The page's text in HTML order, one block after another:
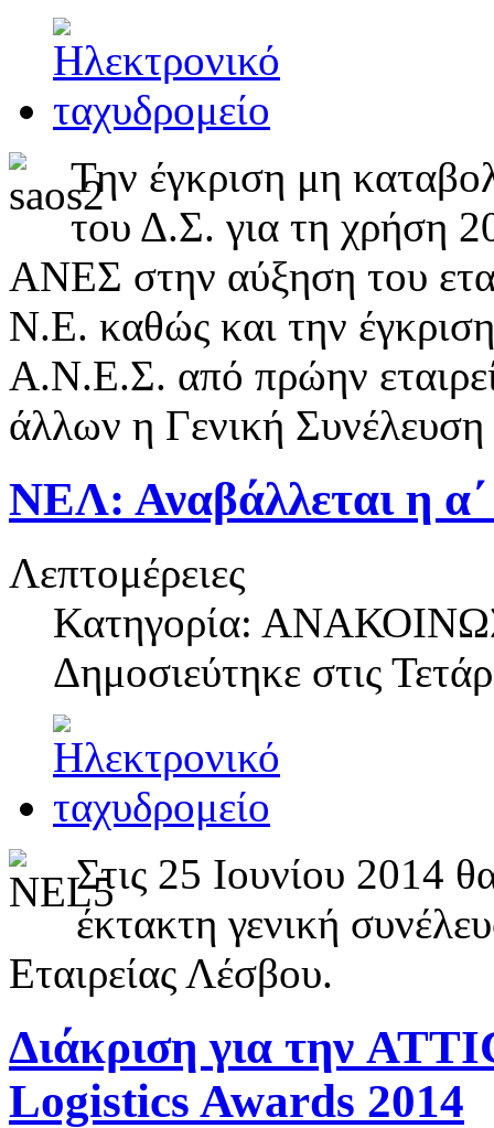
Την έγκριση μη
του Δ.Σ. για τη χρήση
ΑΝΕΣ στην αύξηση του
Ν.Ε. καθώς και την
Α.Ν.Ε.Σ. από πρώην
άλλων η Γενική
ΝΕΛ: Αναβάλλεται η
Λεπτομέρειες
Κατηγορία:
Δημοσιεύτηκε στις
Στις 25 Ιουνίου 2014
έκτακτη γενική
Εταιρείας Λέσβου.
Διάκριση για την
Logistics Awards 2014